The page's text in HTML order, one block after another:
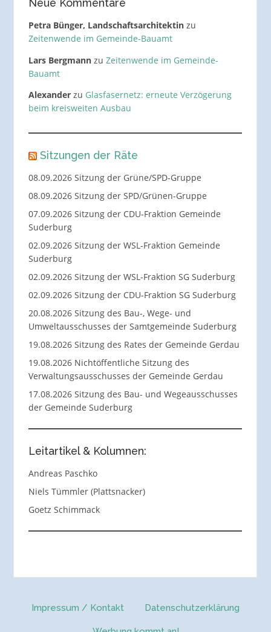
Neue Kommentare
Petra Bünger, Landschaftsarchitektinzu
Zeitenwende im Gemeinde-Bauamt
Lars Bergmannzu Zeitenwende im Gemeinde-
Bauamt
Alexanderzu Glasfasernetz: erneute Verzögerung
beim kreisweiten Ausbau
Sitzungen der Räte
08.09.2026 Sitzung der Grüne/SPD-Gruppe
08.09.2026 Sitzung der SPD/Grünen-Gruppe
07.09.2026 Sitzung der CDU-Fraktion Gemeinde
Suderburg
02.09.2026 Sitzung der WSL-Fraktion Gemeinde
Suderburg
02.09.2026 Sitzung der WSL-Fraktion SG Suderburg
02.09.2026 Sitzung der CDU-Fraktion SG Suderburg
20.08.2026 Sitzung des Bau-, Wege- und
Umweltausschusses der Samtgemeinde Suderburg
19.08.2026 Sitzung des Rates der Gemeinde Gerdau
19.08.2026 Nichtöffentliche Sitzung des
Verwaltungsausschusses der Gemeinde Gerdau
17.08.2026 Sitzung des Bau- und Wegeausschusses
der Gemeinde Suderburg
Leitartikel & Kolumnen:
Andreas Paschko
Niels Tümmler (Plattsnacker)
Goetz Schimmack
Impressum / Kontakt Datenschutzerklärung